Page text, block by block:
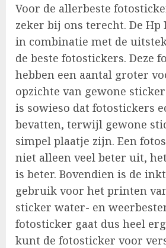
Voor de allerbeste
zeker bij ons terecht. De Hp
in combinatie met de
de beste fotostickers. Deze
hebben een aantal groter
opzichte van gewone
is sowieso dat fotostickers
bevatten, terwijl gewone
simpel plaatje zijn. Een
niet alleen veel beter uit,
is beter. Bovendien is de
gebruik voor het printen
sticker water- en
fotosticker gaat dus heel erg
kunt de fotosticker voor